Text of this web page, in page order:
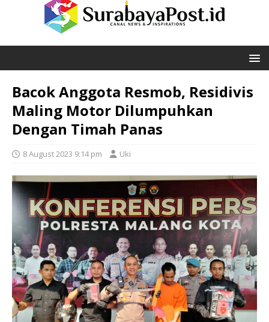
Bacok Anggota Resmob, Residivis
Maling Motor Dilumpuhkan
Dengan Timah Panas
8 August 2023 9:14 pm Uki